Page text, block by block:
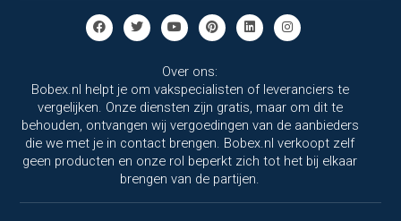
Over ons:
Bobex.nl helpt je om vakspecialisten of leveranciers te
vergelijken. Onze diensten zijn gratis, maar om dit te
behouden, ontvangen wij vergoedingen van de aanbieders
die we met je in contact brengen. Bobex.nl verkoopt zelf
geen producten en onze rol beperkt zich tot het bij elkaar
brengen van de partijen.